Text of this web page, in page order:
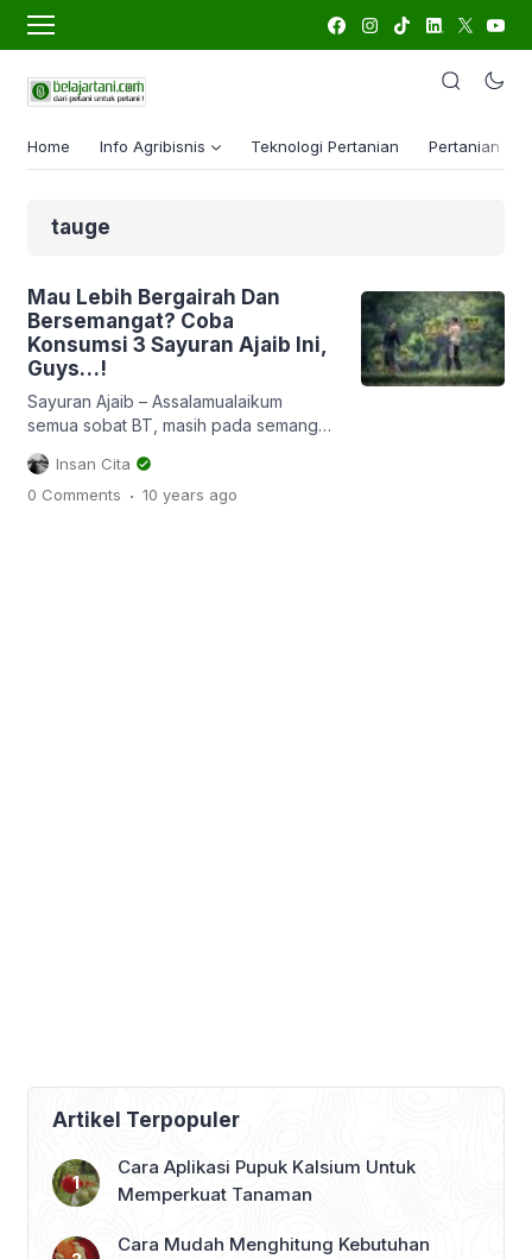
Home Info Agribisnis Teknologi Pertanian Pertanian
tauge
Mau Lebih Bergairah Dan
Bersemangat? Coba
Konsumsi 3 Sayuran Ajaib Ini,
Guys…!
Sayuran Ajaib – Assalamualaikum
semua sobat BT, masih pada semangat
kan? Di tahun baru 2017 ini kita musti
semangat sobat BT, soalnya kan
kalendernya sudah baru, otomatis
Insan Cita
0 Comments . 10 years ago
Artikel Terpopuler
Cara Aplikasi Pupuk Kalsium Untuk
Memperkuat Tanaman
Cara Mudah Menghitung Kebutuhan